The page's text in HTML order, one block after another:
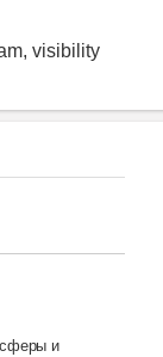
visibility
сферы и